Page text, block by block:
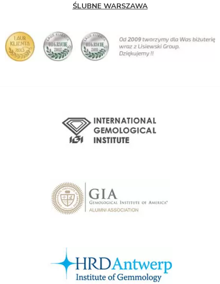
ŚLUBNE WARSZAWA